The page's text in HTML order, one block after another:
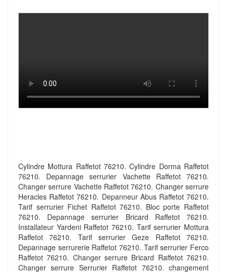
Cylindre Mottura Raffetot 76210. Cylindre Dorma Raffetot
76210. Depannage serrurier Vachette Raffetot 76210.
Changer serrure Vachette Raffetot 76210. Changer serrure
Heracles Raffetot 76210. Depanneur Abus Raffetot 76210.
Tarif serrurier Fichet Raffetot 76210. Bloc porte Raffetot
76210. Depannage serrurier Bricard Raffetot 76210.
Installateur Yardeni Raffetot 76210. Tarif serrurier Mottura
Raffetot 76210. Tarif serrurier Geze Raffetot 76210.
Depannage serrurerie Raffetot 76210. Tarif serrurier Ferco
Raffetot 76210. Changer serrure Bricard Raffetot 76210.
Changer serrure Serrurier Raffetot 76210. changement